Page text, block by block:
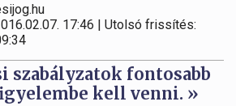
17:46 | Utolsó frissítés:
szabályzatok fontosabb
kell venni. »